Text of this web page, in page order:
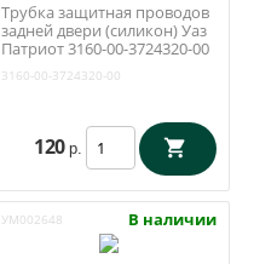
Трубка защитная проводов
задней двери (силикон) Уаз
Патриот 3160-00-3724320-00
3160-00-3724320-00
120 р.
УМ002648 В наличии